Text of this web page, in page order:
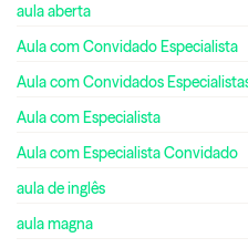
aula aberta
Aula com Convidado Especialista
Aula com Convidados
Aula com Especialista
Aula com Especialista Convidado
aula de inglês
aula magna